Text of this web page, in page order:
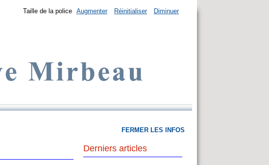
Taille de la police Augmenter Réinitialiser Diminuer
FERMER LES INFOS
Derniers articles